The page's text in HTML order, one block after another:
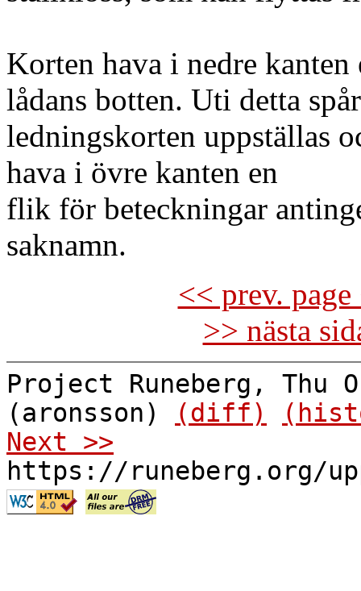
Korten hava i nedre
lådans botten. Uti detta
ledningskorten uppställas
hava i övre kanten en
flik för beteckningar
saknamn.
<< prev.
>> nästa
Project Runeberg, Thu
(aronsson)
(diff)
Next >>
https://runeberg.org/